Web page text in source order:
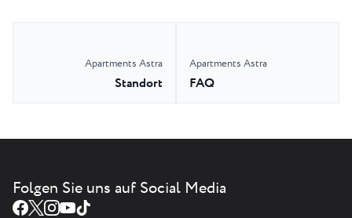
Apartments Astra
Standort
Apartments Astra
FAQ
Folgen Sie uns auf Social Media